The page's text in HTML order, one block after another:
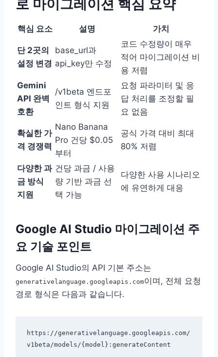
로 마이그레이션 핵심 요약
핵심 요소 설명 가치
단 2곳의
설정 변경
base_url과
api_key만 수정
코드 수정량이 매우
적어 마이그레이션 비
용 저렴
Gemini
API 완벽
호환
/v1beta 엔드포
인트 형식 지원
요청 파라미터 및 응
답 처리를 조정할 필
요 없음
확실한 가
격 경쟁력
Nano Banana
Pro 건당 $0.05
부터
공식 가격 대비 최대
80% 저렴
다양한 과
금 방식
지원
건당 과금 / 사용
량 기반 과금 선
택 가능
다양한 사용 시나리오
에 유연하게 대응
Google AI Studio 마이그레이션 주
요 기술 포인트
Google AI Studio의 API 기본 주소는
generativelanguage.googleapis.com이며, 전체 요청
경로 형식은 다음과 같습니다.
https://generativelanguage.googleapis.com/